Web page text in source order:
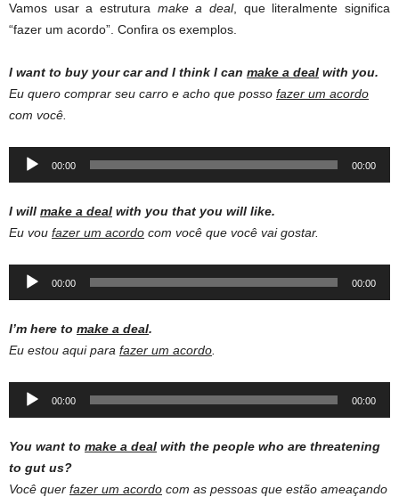
Vamos usar a estrutura make a deal, que literalmente significa
“fazer um acordo”. Confira os exemplos.
I want to buy your car and I think I can make a deal with you.
Eu quero comprar seu carro e acho que posso fazer um acordo
com você.
Audio
00:00 00:00
I will make a deal with you that you will like.
Eu vou fazer um acordo com você que você vai gostar.
Audio
00:00 00:00
I’m here to make a deal.
Eu estou aqui para fazer um acordo
Audio
00:00 00:00
You want to make a deal with the people who are threatening
to gut us?
Você quer fazer um acordo com as pessoas que estão ameaçando